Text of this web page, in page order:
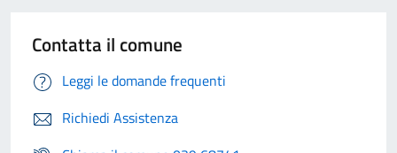
Contatta il comune
Leggi le domande frequenti
Richiedi Assistenza